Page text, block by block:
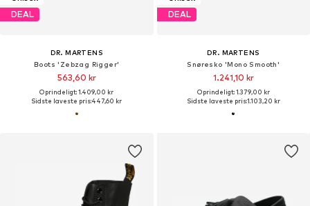
DEAL
DR. MARTENS
Boots 'Zebzag Rigger'
563,60 kr
Oprindeligt: 1.409,00 kr
Sidste laveste pris:447,60 kr
DEAL
DR. MARTENS
Snøresko 'Mono Smooth'
1.241,10 kr
Oprindeligt: 1.379,00 kr
Sidste laveste pris:1.103,20 kr